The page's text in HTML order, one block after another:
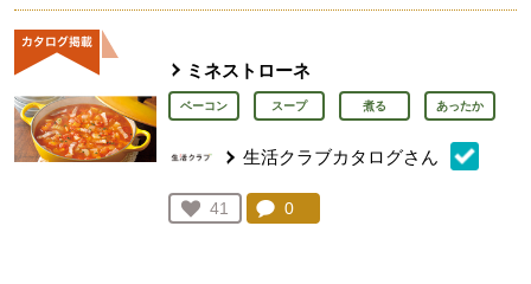
ミネストローネ
ベーコン スープ 煮る あったか
生活クラブカタログさん
お気に入り登録：
41
人が登録
コメント：
0